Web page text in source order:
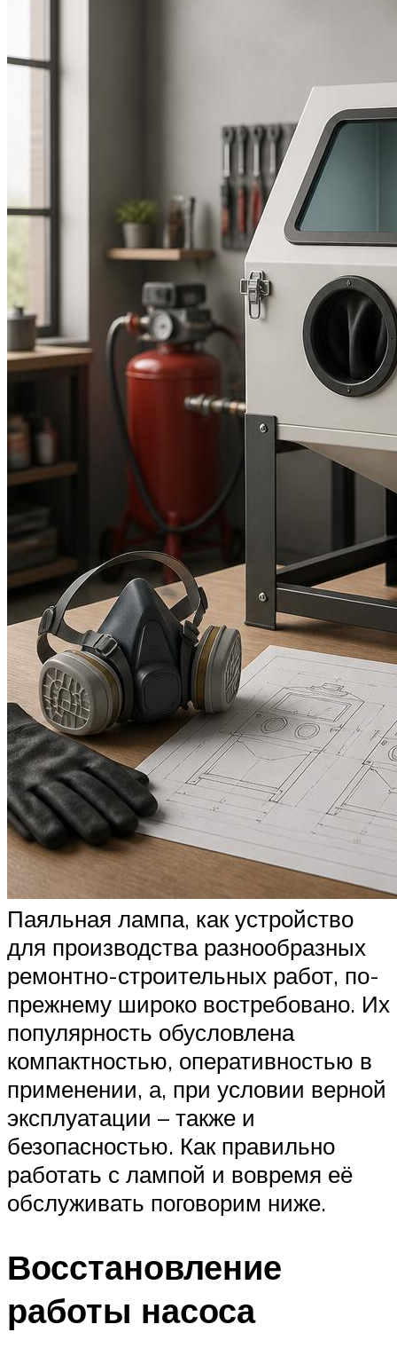
Паяльная лампа, как устройство
для производства разнообразных
ремонтно-строительных работ, по-
прежнему широко востребовано. Их
популярность обусловлена
компактностью, оперативностью в
применении, а, при условии верной
эксплуатации – также и
безопасностью. Как правильно
работать с лампой и вовремя её
обслуживать поговорим ниже.
Восстановление
работы насоса